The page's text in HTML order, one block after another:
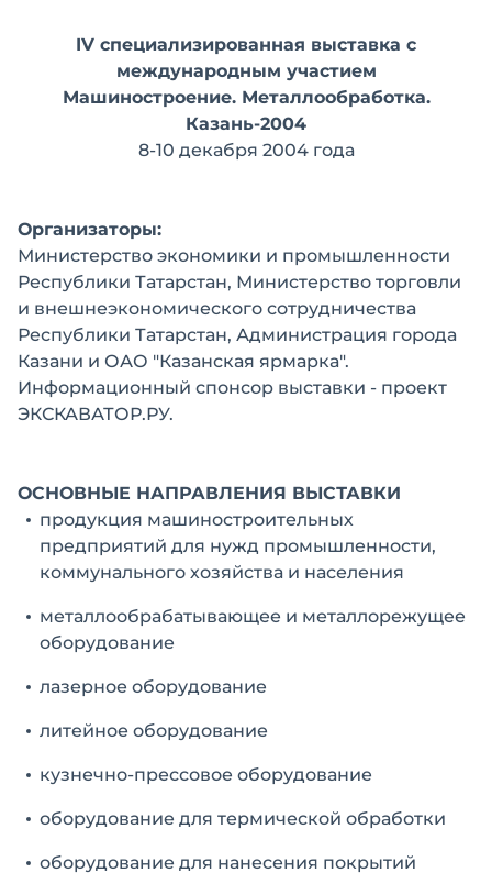
IV специализированная выставка с
международным участием
Машиностроение. Металлообработка.
Казань-2004
8-10 декабря 2004 года
Организаторы:
Министерство экономики и промышленности
Республики Татарстан, Министерство торговли
и внешнеэкономического сотрудничества
Республики Татарстан, Администрация города
Казани и ОАО "Казанская ярмарка".
Информационный спонсор выставки - проект
ЭКСКАВАТОР.РУ.
ОСНОВНЫЕ НАПРАВЛЕНИЯ ВЫСТАВКИ
продукция машиностроительных
предприятий для нужд промышленности,
коммунального хозяйства и населения
металлообрабатывающее и металлорежущее
оборудование
лазерное оборудование
литейное оборудование
кузнечно-прессовое оборудование
оборудование для термической обработки
оборудование для нанесения покрытий